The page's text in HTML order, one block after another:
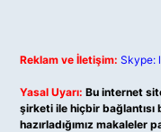
Reklam ve İletişim: Skype:
Yasal Uyarı: Bu internet
şirketi ile hiçbir bağlantısı
hazırladığımız makaleler